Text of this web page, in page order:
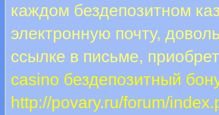
каждом бездепозитном
электронную почту,
ссылке в письме,
casino бездепозитный
http://povary.ru/forum/